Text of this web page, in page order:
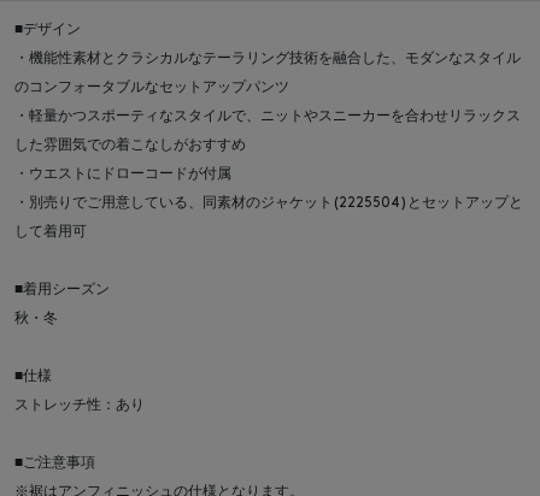
■デザイン
・機能性素材とクラシカルなテーラリング技術を融合した、モダンなスタイル
のコンフォータブルなセットアップパンツ
・軽量かつスポーティなスタイルで、ニットやスニーカーを合わせリラックス
した雰囲気での着こなしがおすすめ
・ウエストにドローコードが付属
・別売りでご用意している、同素材のジャケット(2225504)とセットアップと
して着用可
■着用シーズン
秋・冬
■仕様
ストレッチ性：あり
■ご注意事項
※裾はアンフィニッシュの仕様となります。